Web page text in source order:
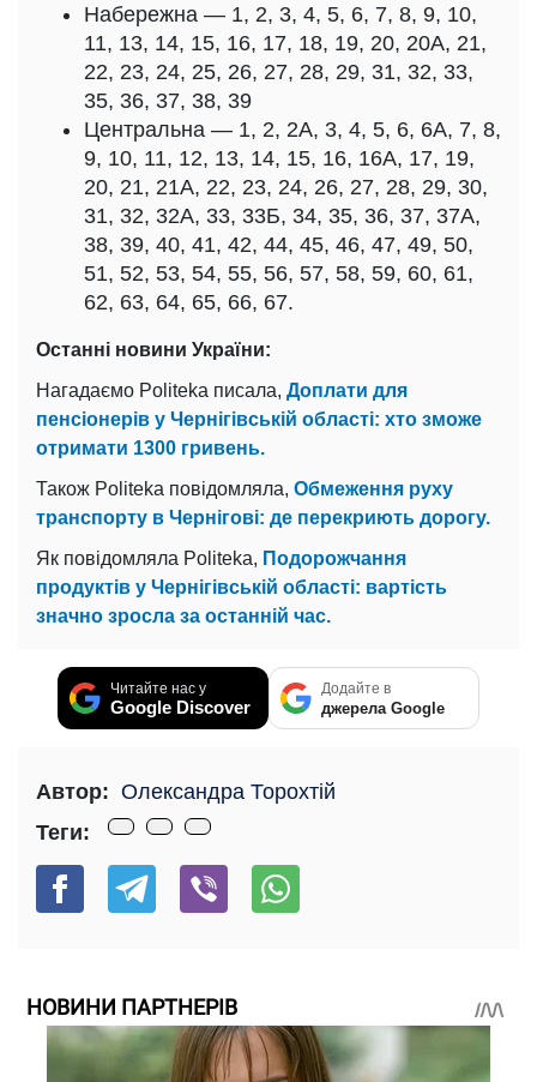
Набережна — 1, 2, 3, 4, 5, 6, 7, 8, 9, 10,
11, 13, 14, 15, 16, 17, 18, 19, 20, 20А, 21,
22, 23, 24, 25, 26, 27, 28, 29, 31, 32, 33,
35, 36, 37, 38, 39
Центральна — 1, 2, 2А, 3, 4, 5, 6, 6А, 7, 8,
9, 10, 11, 12, 13, 14, 15, 16, 16А, 17, 19,
20, 21, 21А, 22, 23, 24, 26, 27, 28, 29, 30,
31, 32, 32А, 33, 33Б, 34, 35, 36, 37, 37А,
38, 39, 40, 41, 42, 44, 45, 46, 47, 49, 50,
51, 52, 53, 54, 55, 56, 57, 58, 59, 60, 61,
62, 63, 64, 65, 66, 67.
Останні новини України:
Нагадаємо Politeka писала, Доплати для
пенсіонерів у Чернігівській області: хто зможе
отримати 1300 гривень.
Також Politeka повідомляла, Обмеження руху
транспорту в Чернігові: де перекриють дорогу.
Як повідомляла Politeka, Подорожчання
продуктів у Чернігівській області: вартість
значно зросла за останній час.
Читайте нас у
Google Discover
Додайте в
джерела Google
Автор: Олександра Торохтій
Теги:
НОВИНИ ПАРТНЕРІВ